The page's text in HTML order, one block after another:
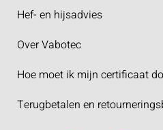
Hef- en hijsadvies
Over Vabotec
Hoe moet ik mijn certificaat
Terugbetalen en